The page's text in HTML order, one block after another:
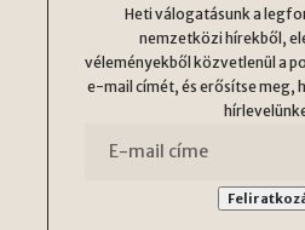
Heti válogatásunk a
nemzetközi hírekből,
véleményekből közvetlenül a
e-mail címét, és erősítse meg,